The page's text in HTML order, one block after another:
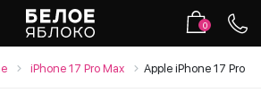
0
iPhone 17 Pro Max Apple iPhone 17 Pro